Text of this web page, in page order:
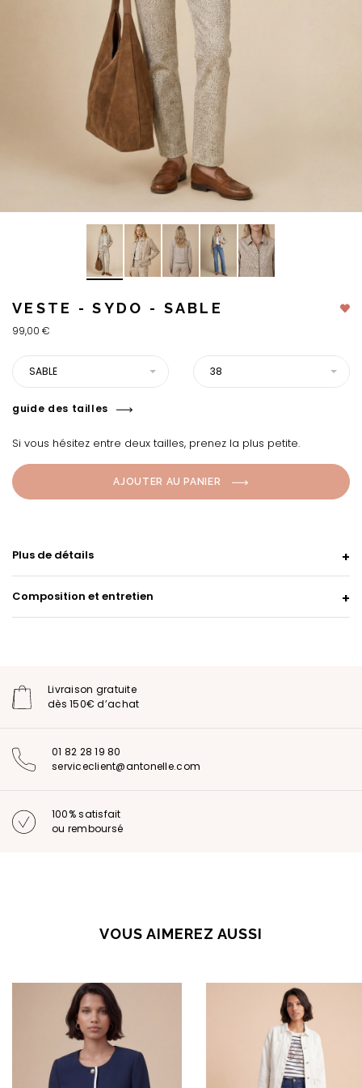
VESTE - SYDO - SABLE
99,00 €
SABLE 38
guide des tailles
Si vous hésitez entre deux tailles, prenez la plus petite.
AJOUTER AU PANIER
Plus de détails
Composition et entretien
Livraison gratuite
dès 150€ d’achat
01 82 28 19 80
serviceclient@antonelle.com
100% satisfait
ou remboursé
VOUS AIMEREZ AUSSI